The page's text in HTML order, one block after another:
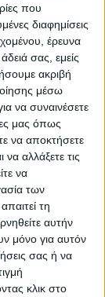
που
διαφημίσεις
έρευνα
σας, εμείς
ακριβή
μέσω
να συναινέσετε
μας όπως
να αποκτήσετε
αλλάξετε τις
να
των
τη
αυτήν
μόνο για αυτόν
σας ή να
κλικ στο
80γρ σε
στα μέτρα
σουπλά
.